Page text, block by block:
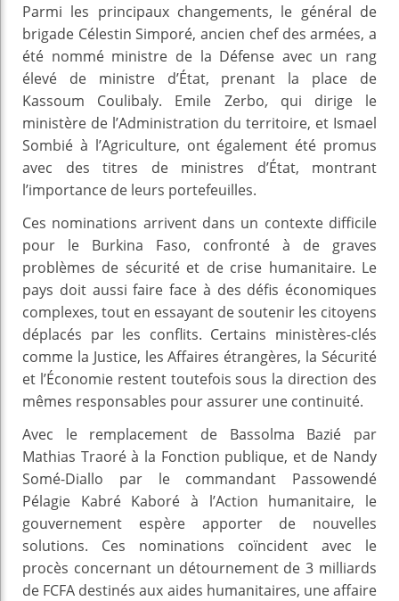
Parmi les principaux changements, le général de
brigade Célestin Simporé, ancien chef des armées, a
été nommé ministre de la Défense avec un rang
élevé de ministre d’État, prenant la place de
Kassoum Coulibaly. Emile Zerbo, qui dirige le
ministère de l’Administration du territoire, et Ismael
Sombié à l’Agriculture, ont également été promus
avec des titres de ministres d’État, montrant
l’importance de leurs portefeuilles.
Ces nominations arrivent dans un contexte difficile
pour le Burkina Faso, confronté à de graves
problèmes de sécurité et de crise humanitaire. Le
pays doit aussi faire face à des défis économiques
complexes, tout en essayant de soutenir les citoyens
déplacés par les conflits. Certains ministères-clés
comme la Justice, les Affaires étrangères, la Sécurité
et l’Économie restent toutefois sous la direction des
mêmes responsables pour assurer une continuité.
Avec le remplacement de Bassolma Bazié par
Mathias Traoré à la Fonction publique, et de Nandy
Somé-Diallo par le commandant Passowendé
Pélagie Kabré Kaboré à l’Action humanitaire, le
gouvernement espère apporter de nouvelles
solutions. Ces nominations coïncident avec le
procès concernant un détournement de 3 milliards
de FCFA destinés aux aides humanitaires, une affaire